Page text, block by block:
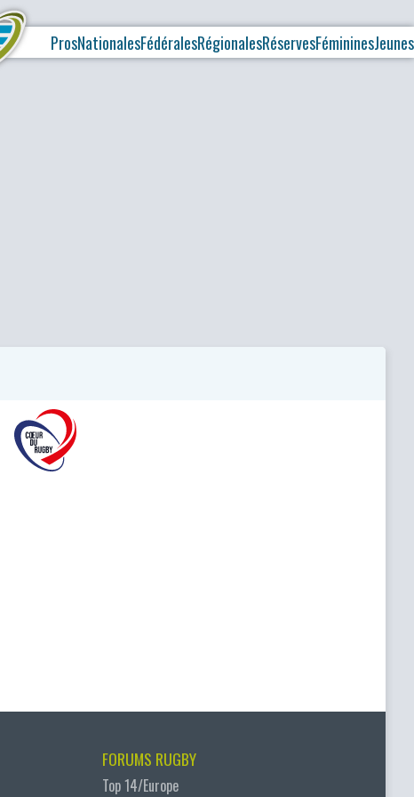
ProsNationalesFédéralesRégionalesRéservesFémininesJeunes
FORUMS RUGBY
Top 14/Europe